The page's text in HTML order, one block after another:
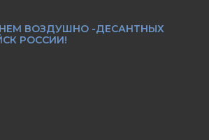
ВОЗДУШНО -ДЕСАНТНЫХ
РОССИИ!